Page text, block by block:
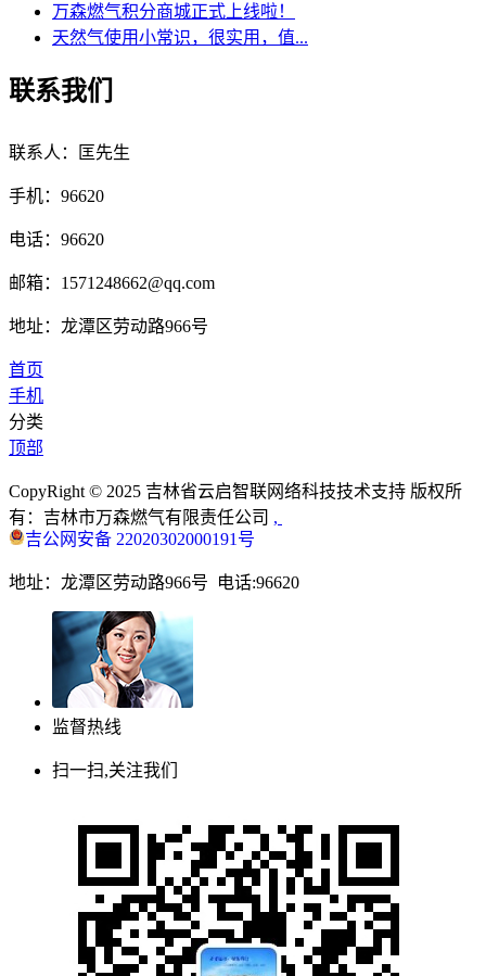
万森燃气积分商城正式上线啦！
天然气使用小常识，很实用，值...
联系我们
联系人：匡先生
手机：96620
电话：96620
邮箱：1571248662@qq.com
地址：龙潭区劳动路966号
首页
手机
分类
顶部
CopyRight © 2025 吉林省云启智联网络科技技术支持 版权所
有：吉林市万森燃气有限责任公司 ,
吉公网安备 22020302000191号
地址：龙潭区劳动路966号 电话:96620
监督热线
扫一扫,关注我们